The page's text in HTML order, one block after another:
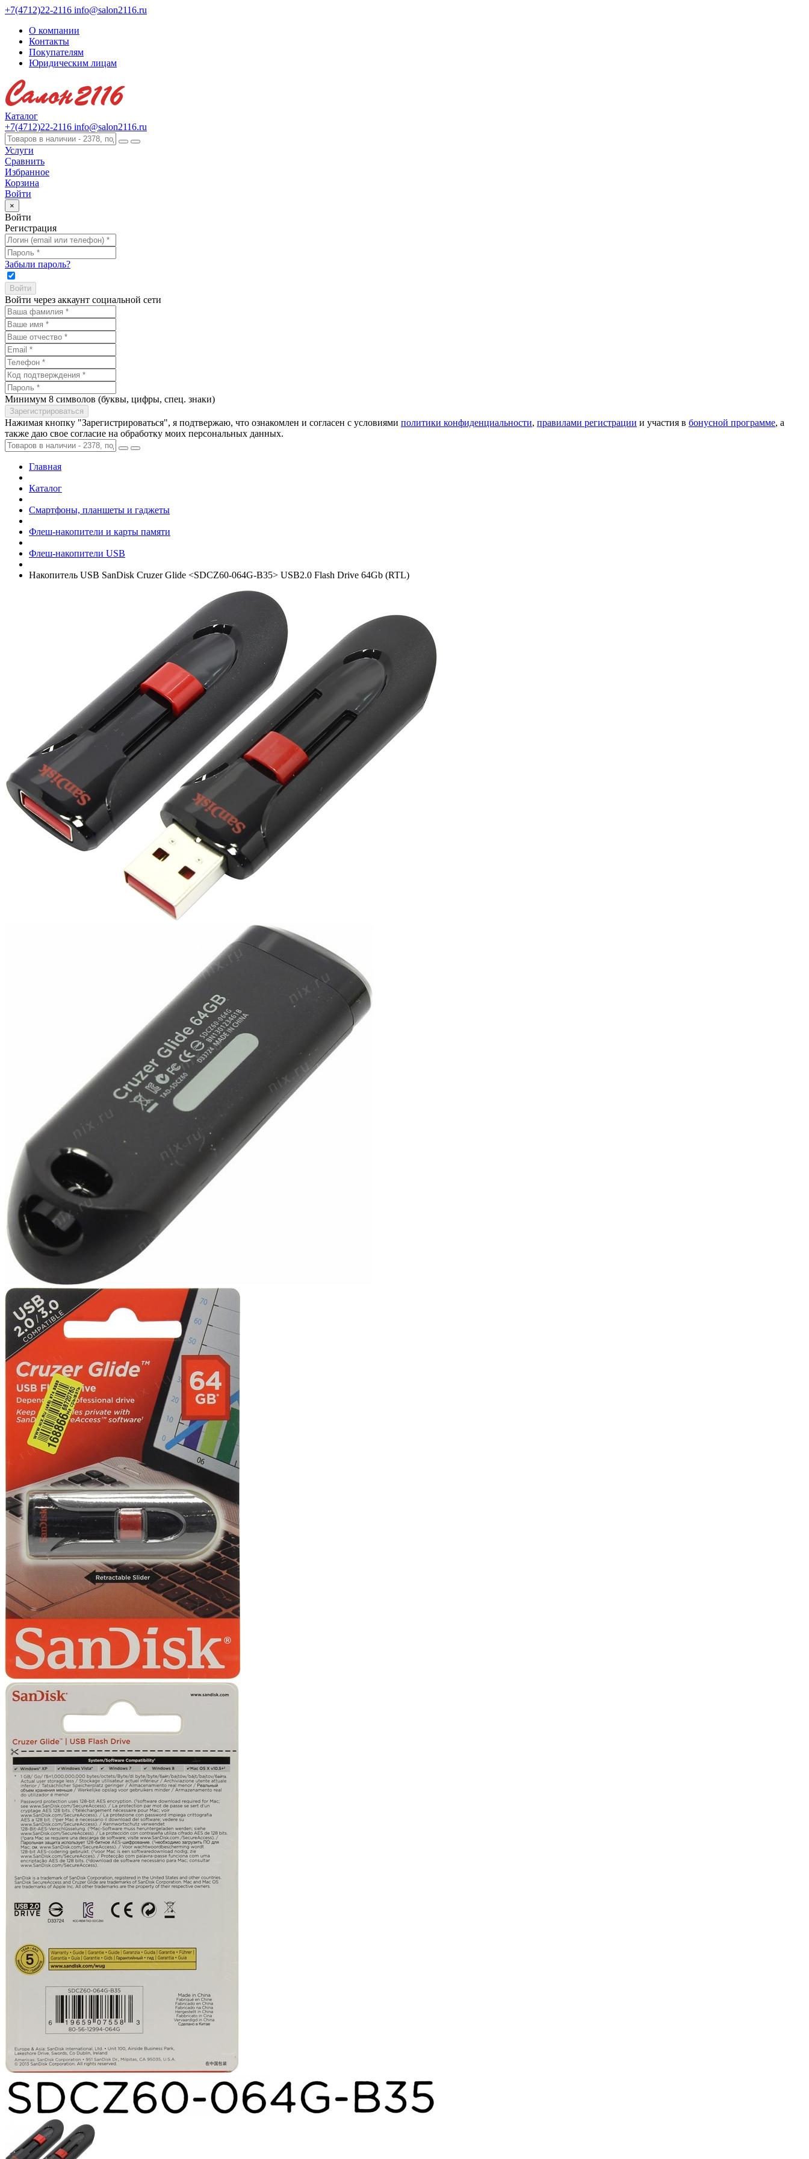
+7(4712)22-2116 info@salon2116.ru
О компании
Контакты
Покупателям
Юридическим лицам
Каталог
+7(4712)22-2116 info@salon2116.ru
Услуги
Сравнить
Избранное
Корзина
Войти
×
Войти
Регистрация
Забыли пароль?
Войти через аккаунт социальной сети
Минимум 8 символов (буквы, цифры, спец. знаки)
Нажимая кнопку "Зарегистрироваться", я подтвержаю, что ознакомлен и согласен с условиями политики конфиденциальности, правилами регистрации и участия в бонусной программе, а
также даю свое согласие на обработку моих персональных данных.
Главная
Каталог
Смартфоны, планшеты и гаджеты
Флеш-накопители и карты памяти
Флеш-накопители USB
Накопитель USB SanDisk Cruzer Glide <SDCZ60-064G-B35> USB2.0 Flash Drive 64Gb (RTL)